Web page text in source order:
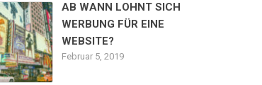
AB WANN LOHNT SICH
WERBUNG FÜR EINE
WEBSITE?
Februar 5, 2019